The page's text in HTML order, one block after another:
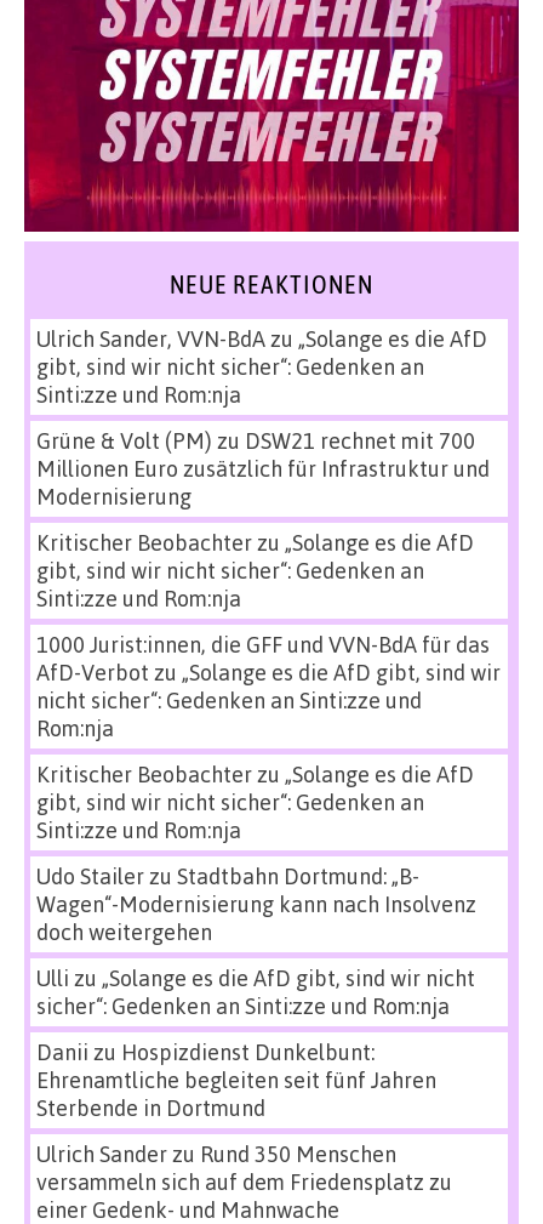
NEUE REAKTIONEN
Ulrich Sander, VVN-BdAzu „Solange es die AfD
gibt, sind wir nicht sicher“: Gedenken an
Sinti:zze und Rom:nja
Grüne & Volt (PM) zu DSW21 rechnet mit 700
Millionen Euro zusätzlich für Infrastruktur und
Modernisierung
Kritischer Beobachterzu „Solange es die AfD
gibt, sind wir nicht sicher“: Gedenken an
Sinti:zze und Rom:nja
1000 Jurist:innen, die GFF und VVN-BdA für das
AfD-Verbot zu „Solange es die AfD gibt, sind wir
nicht sicher“: Gedenken an Sinti:zze und
Rom:nja
Kritischer Beobachterzu „Solange es die AfD
gibt, sind wir nicht sicher“: Gedenken an
Sinti:zze und Rom:nja
Udo Stailerzu Stadtbahn Dortmund: „B-
Wagen“-Modernisierung kann nach Insolvenz
doch weitergehen
Ulli zu „Solange es die AfD gibt, sind wir nicht
sicher“: Gedenken an Sinti:zze und Rom:nja
Danii zu Hospizdienst Dunkelbunt:
Ehrenamtliche begleiten seit fünf Jahren
Sterbende in Dortmund
Ulrich Sanderzu Rund 350 Menschen
versammeln sich auf dem Friedensplatz zu
einer Gedenk- und Mahnwache